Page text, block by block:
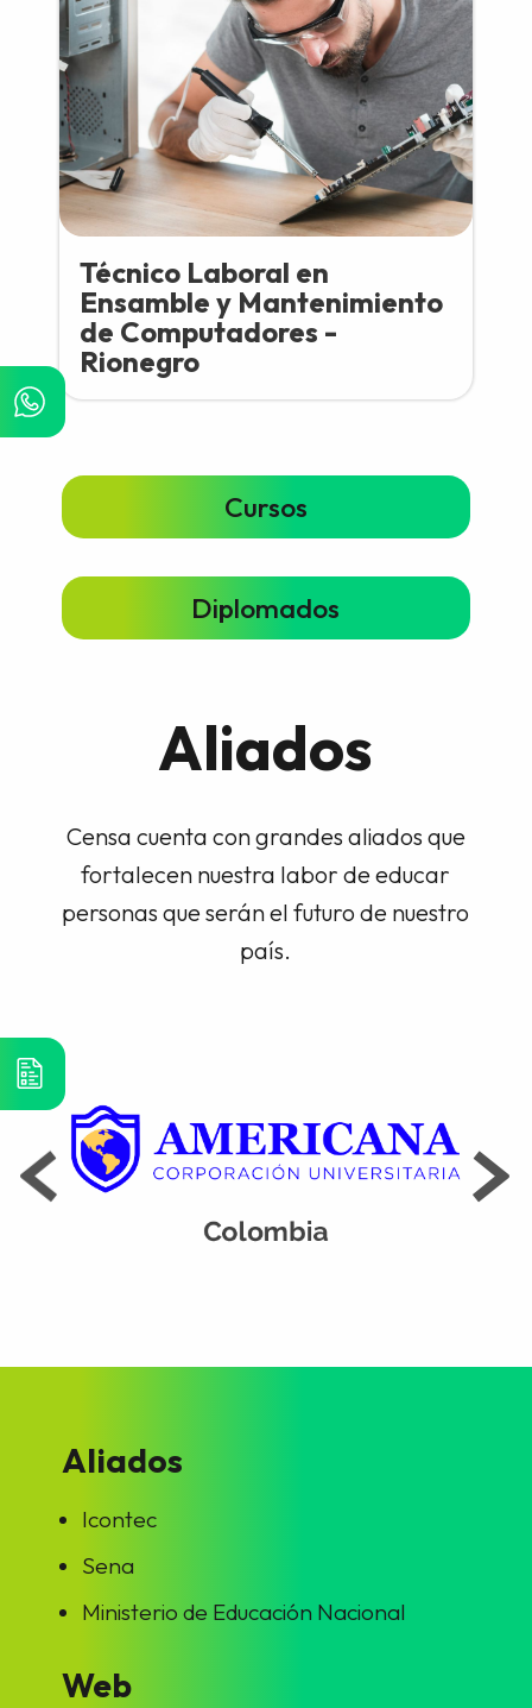
Técnico Laboral en
Ensamble y Mantenimiento
de Computadores -
Rionegro
Cursos
Diplomados
Aliados
Censa cuenta con grandes aliados que
fortalecen nuestra labor de educar
personas que serán el futuro de nuestro
país.
Aliados
Icontec
Sena
Ministerio de Educación Nacional
Web